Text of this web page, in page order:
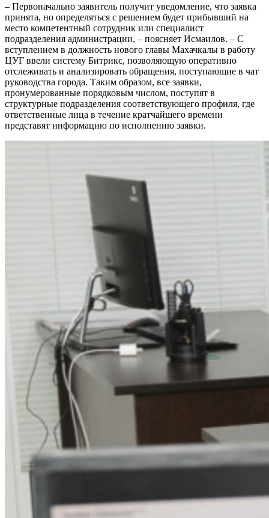
– Первоначально заявитель получит уведомление, что заявка
принята, но определяться с решением будет прибывший на
место компетентный сотрудник или специалист
подразделения администрации, – поясняет Исмаилов. – С
вступлением в должность нового главы Махачкалы в работу
ЦУГ ввели систему Битрикс, позволяющую оперативно
отслеживать и анализировать обращения, поступающие в чат
руководства города. Таким образом, все заявки,
пронумерованные порядковым числом, поступят в
структурные подразделения соответствующего профиля, где
ответственные лица в течение кратчайшего времени
представят информацию по исполнению заявки.